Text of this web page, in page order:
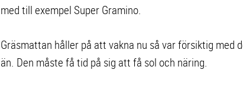
med till exempel Super Gramino.
Gräsmattan håller på att vakna nu så var försiktig med
än. Den måste få tid på sig att få sol och näring.